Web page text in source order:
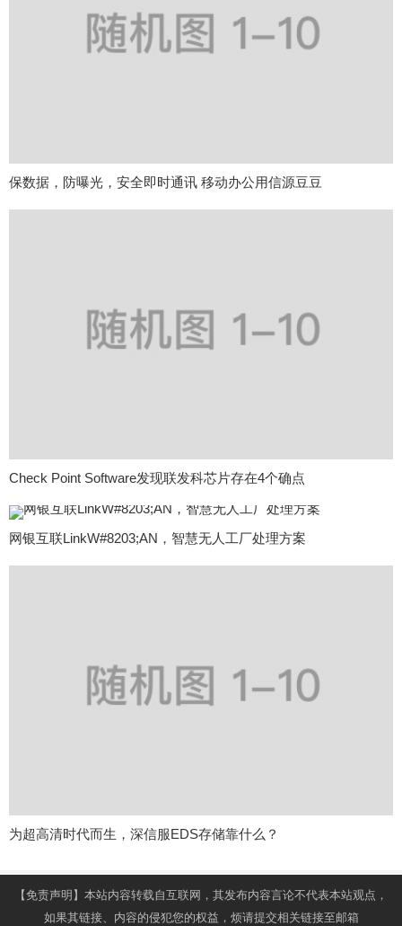
保数据，防曝光，安全即时通讯 移动办公用信源豆豆
Check Point Software发现联发科芯片存在4个确点
网银互联LinkW#8203;AN，智慧无人工厂处理方案
为超高清时代而生，深信服EDS存储靠什么？
【免责声明】本站内容转载自互联网，其发布内容言论不代表本站观点，
如果其链接、内容的侵犯您的权益，烦请提交相关链接至邮箱